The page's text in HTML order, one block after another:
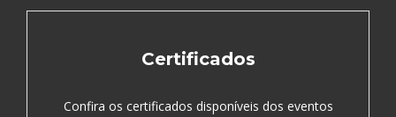
Certificados
Confira os certificados disponíveis dos eventos